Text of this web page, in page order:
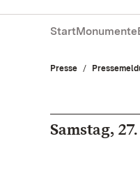
StartMonumente
Presse
Samstag,